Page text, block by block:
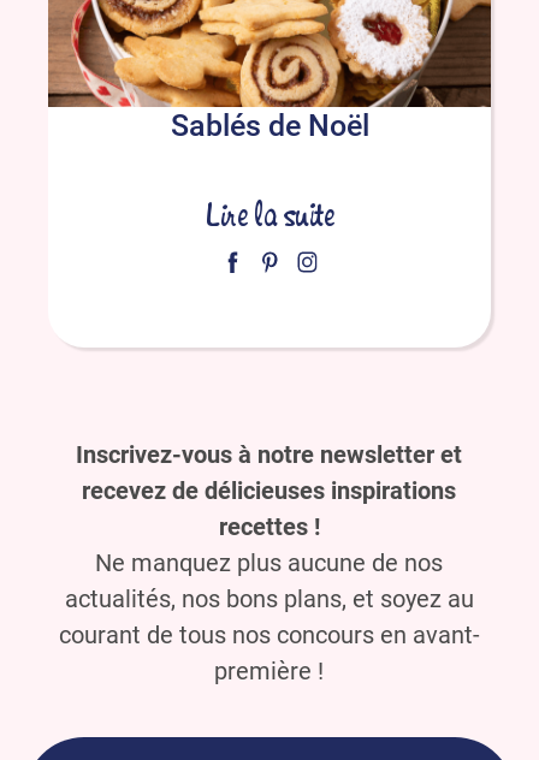
Sablés de Noël
Lire la suite
Inscrivez-vous à notre newsletter et
recevez de délicieuses inspirations
recettes !
Ne manquez plus aucune de nos
actualités, nos bons plans, et soyez au
courant de tous nos concours en avant-
première !